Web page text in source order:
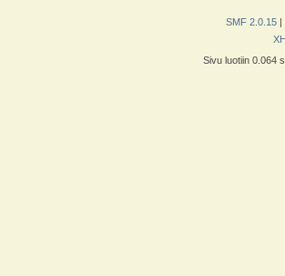
SMF 2.0.15 |
Sivu luotiin 0.064